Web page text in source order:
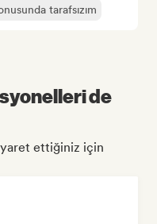
tarafsızım
de
ettiğiniz için